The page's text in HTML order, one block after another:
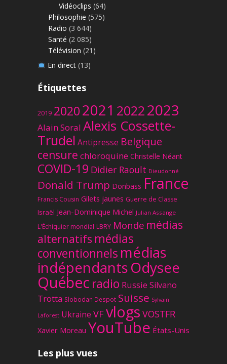
Vidéoclips (64)
Philosophie (575)
Radio (3 644)
Santé (2 085)
Télévision (21)
En direct(13)
Étiquettes
2019 20202021 20222023
Alain Soral Alexis Cossette-
Trudel Antipresse Belgique
censure chloroquine Christelle Néant
COVID-19 Didier Raoult Dieudonné
Donald Trump Donbass France
Francis Cousin Gilets jaunes Guerre de Classe
Israël Jean-Dominique Michel Julian Assange
L'Échiquier mondial LBRY Monde médias
alternatifs médias
conventionnels médias
indépendantsOdysee
Québec radio Russie Silvano
Trotta Slobodan Despot Suisse Sylvain
Laforest Ukraine VFvlogs VOSTFR
Xavier Moreau YouTube États-Unis
Les plus vues